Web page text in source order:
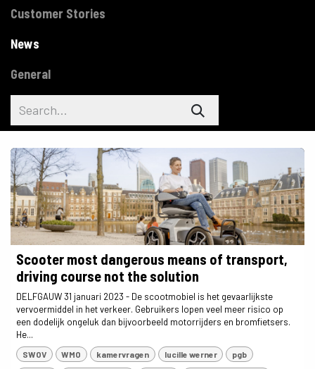
Customer Stories
News
General
Scooter most dangerous means of transport,
driving course not the solution
DELFGAUW 31 januari 2023 - De scootmobiel is het gevaarlijkste
vervoermiddel in het verkeer. Gebruikers lopen veel meer risico op
een dodelijk ongeluk dan bijvoorbeeld motorrijders en bromfietsers.
He...
SWOV WMO kamervragen lucille werner pgb